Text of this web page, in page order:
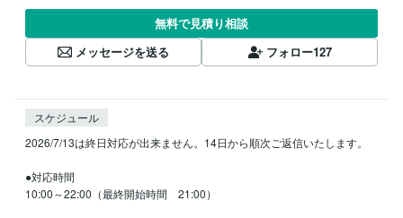
無料で見積り相談
メッセージを送る
フォロー127
スケジュール
2026/7/13は終日対応が出来ません。14日から順次ご返信いたします。
●対応時間
10:00～22:00（最終開始時間　21:00）